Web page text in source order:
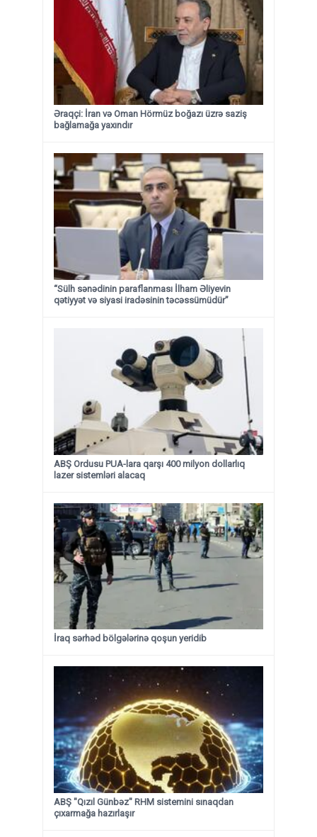
Əraqçi: İran və Oman Hörmüz boğazı üzrə saziş
bağlamağa yaxındır
“Sülh sənədinin paraflanması İlham Əliyevin
qətiyyət və siyasi iradəsinin təcəssümüdür”
ABŞ Ordusu PUA-lara qarşı 400 milyon dollarlıq
lazer sistemləri alacaq
İraq sərhəd bölgələrinə qoşun yeridib
ABŞ "Qızıl Günbəz" RHM sistemini sınaqdan
çıxarmağa hazırlaşır